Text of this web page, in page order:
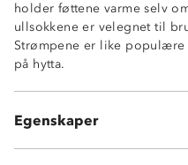
holder føttene varme selv
ullsokkene er velegnet til
Strømpene er like
på hytta.
Egenskaper
Isolerende
60% ull 38% nylon 2%